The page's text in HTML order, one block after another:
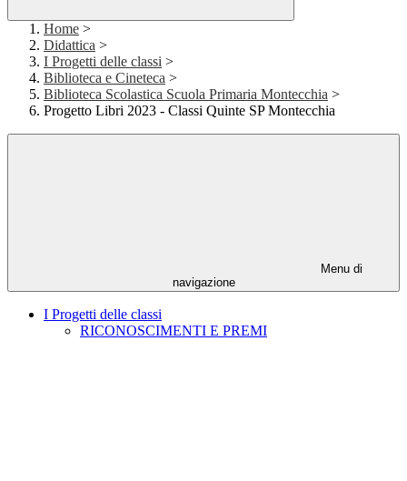
Home >
Didattica >
I Progetti delle classi >
Biblioteca e Cineteca >
Biblioteca Scolastica Scuola Primaria Montecchia >
Progetto Libri 2023 - Classi Quinte SP Montecchia
Menu di
navigazione
I Progetti delle classi
RICONOSCIMENTI E PREMI